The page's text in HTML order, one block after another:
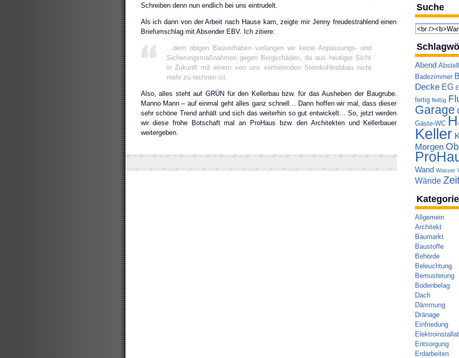
Schreiben denn nun endlich bei uns eintrudelt.
Als ich dann von der Arbeit nach Hause kam, zeigte mir Jenny freudestrahlend einen
Briefumschlag mit Absender EBV. Ich zitiere:
…dem obigen Bauvorhaben verlangen wir keine Anpassungs- und
Sicherungsmaßnahmen gegen Bergschäden, da aus heutiger Sicht
in Zukunft mit einem von uns vertretenden Steinkohleabbau nicht
mehr zu rechnen ist.
Also, alles steht auf GRÜN für den Kellerbau bzw. für das Ausheben der Baugrube.
Manno Mann – auf einmal geht alles ganz schnell… Dann hoffen wir mal, dass dieser
sehr schöne Trend anhält und sich das weiterhin so gut entwickelt… So, jetzt werden
wir diese frohe Botschaft mal an ProHaus bzw. den Architekten und Kellerbauer
weitergeben.
Suche
Abend
Badezimmer
Decke EG
fertig fleißig
Garage
Gäste-WC
Keller
Morgen
Wand Wasser
Wände
Allgemein
Architekt
Baumarkt
Baustoffe
Behörde
Beleuchtung
Bemusterung
Bodenbelag
Dach
Dämmung
Dränage
Einfriedung
Entsorgung
Erdarbeiten